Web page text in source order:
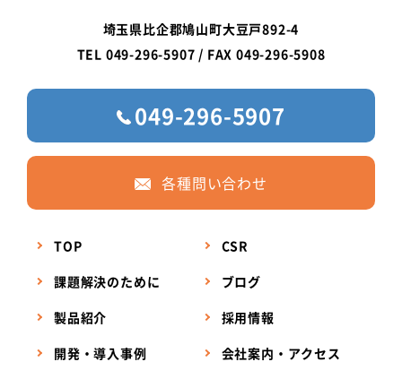
埼玉県比企郡鳩山町大豆戸892-4
TEL 049-296-5907 / FAX 049-296-5908
049-296-5907
各種問い合わせ
TOP
課題解決のために
製品紹介
開発・導入事例
CSR
ブログ
採用情報
会社案内・アクセス